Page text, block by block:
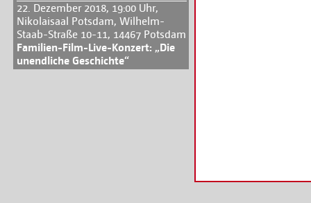
22. Dezember 2018, 19:00 Uhr,
Nikolaisaal Potsdam, Wilhelm-
Staab-Straße 10-11, 14467 Potsdam
Familien-Film-Live-Konzert: „Die
unendliche Geschichte“